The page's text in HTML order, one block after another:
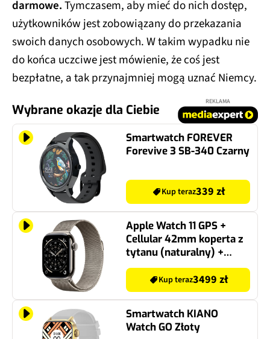
darmowe.Tymczasem, aby mieć do nich dostęp,
użytkowników jest zobowiązany do przekazania
swoich danych osobowych. W takim wypadku nie
do końca uczciwe jest mówienie, że coś jest
bezpłatne, a tak przynajmniej mogą uznać Niemcy.
Wybrane okazje dla Ciebie
REKLAMA
Smartwatch FOREVER
Forevive 3 SB-340 Czarny
Kup teraz339 zł
Apple Watch 11 GPS +
Cellular 42mm koperta z
tytanu (naturalny) +
bransoleta mediolańska
(naturalny)
Kup teraz3499 zł
Smartwatch KIANO
Watch GO Złoty